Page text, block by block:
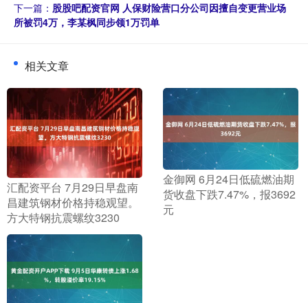
下一篇： 股股吧配资官网 人保财险营口分公司因擅自变更营业场
所被罚4万，李某枫同步领1万罚单
相关文章
​汇配资平台 7月29日早盘南
昌建筑钢材价格持稳观望。
方大特钢抗震螺纹3230
​金御网 6月24日低硫燃油期
货收盘下跌7.47%，报3692
元